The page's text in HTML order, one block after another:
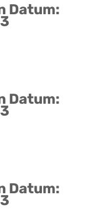
Datum:
Datum:
Datum: